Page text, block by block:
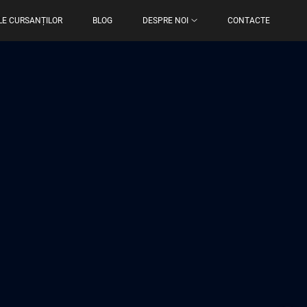
CURSANȚILOR BLOG DESPRE NOI CONTACTE